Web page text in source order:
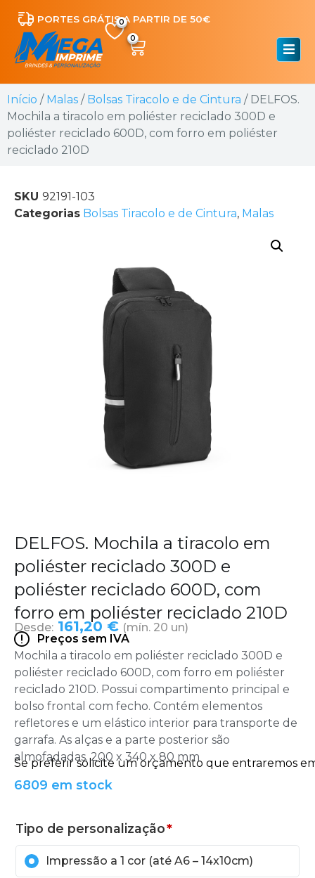
PORTES GRÁTIS A PARTIR DE 50€
0
Início / Malas / Bolsas Tiracolo e de Cintura / DELFOS.
Mochila a tiracolo em poliéster reciclado 300D e
poliéster reciclado 600D, com forro em poliéster
reciclado 210D
SKU 92191-103
Categorias Bolsas Tiracolo e de Cintura, Malas
DELFOS. Mochila a tiracolo em
poliéster reciclado 300D e
poliéster reciclado 600D, com
forro em poliéster reciclado 210D
Desde: 161,20 € (mín. 20 un)
Preços sem IVA
Mochila a tiracolo em poliéster reciclado 300D e
poliéster reciclado 600D, com forro em poliéster
reciclado 210D. Possui compartimento principal e
bolso frontal com fecho. Contém elementos
refletores e um elástico interior para transporte de
garrafa. As alças e a parte posterior são
almofadadas. 200 x 340 x 80 mm
6809 em stock
Tipo de personalização*
Impressão a 1 cor (até A6 – 14x10cm)